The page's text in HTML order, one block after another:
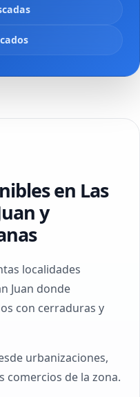
en Las
y
localidades
Juan donde
con cerraduras y
urbanizaciones,
comercios de la zona.